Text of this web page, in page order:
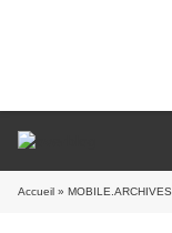
Accueil » MOBILE.ARCHIVES